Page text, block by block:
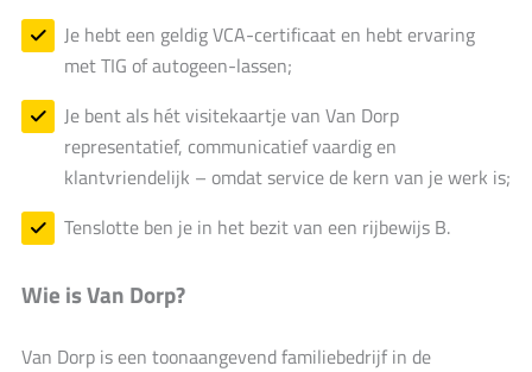
Je hebt een geldig VCA-certificaat en hebt ervaring
met TIG of autogeen-lassen;
Je bent als hét visitekaartje van Van Dorp
representatief, communicatief vaardig en
klantvriendelijk – omdat service de kern van je werk is;
Tenslotte ben je in het bezit van een rijbewijs B.
Wie is Van Dorp?
Van Dorp is een toonaangevend familiebedrijf in de